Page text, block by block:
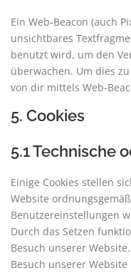
Ein Web-Beacon (auch
unsichtbares
benutzt wird, um den
überwachen. Um dies
von dir mittels Web-
5. Cookies
5.1 Technische
Einige Cookies stellen
Website
Benutzereinstellungen
Durch das Setzen
Besuch unserer
Besuch unserer